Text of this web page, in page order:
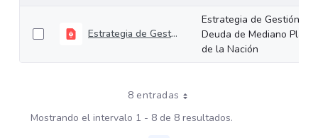
Estrategia de Gestión de Deuda de Mediano Plazo de la Nación
Estrategia de Gestión de
Deuda de Mediano Plazo
de la Nación
8 entradas
Mostrando el intervalo 1 - 8 de 8 resultados.